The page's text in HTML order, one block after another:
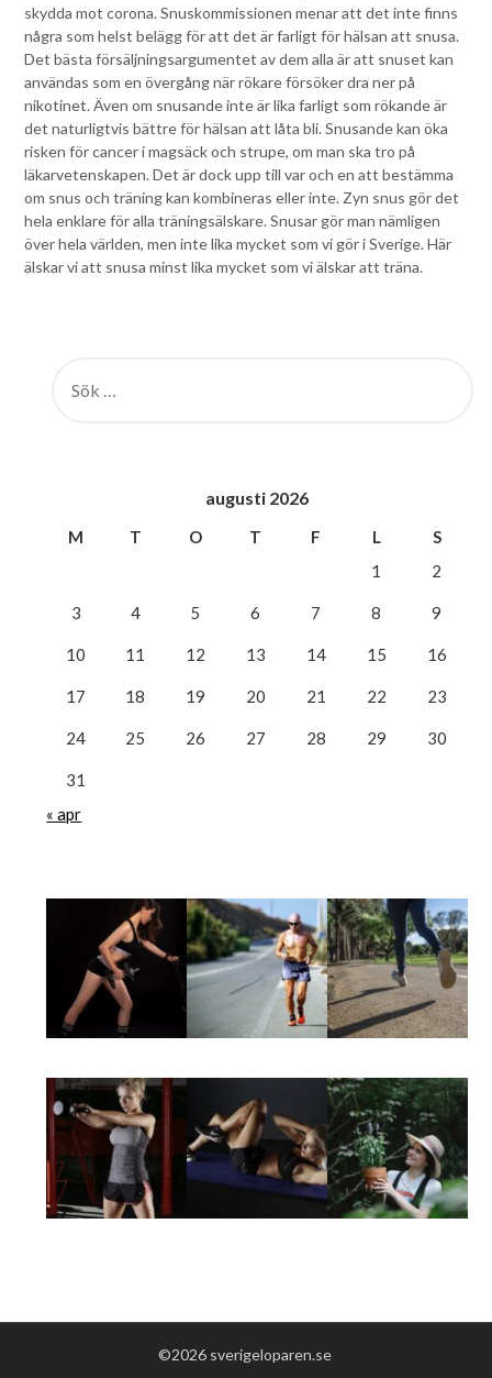
skydda mot corona. Snuskommissionen menar att det inte finns
några som helst belägg för att det är farligt för hälsan att snusa.
Det bästa försäljningsargumentet av dem alla är att snuset kan
användas som en övergång när rökare försöker dra ner på
nikotinet. Även om snusande inte är lika farligt som rökande är
det naturligtvis bättre för hälsan att låta bli. Snusande kan öka
risken för cancer i magsäck och strupe, om man ska tro på
läkarvetenskapen. Det är dock upp till var och en att bestämma
om snus och träning kan kombineras eller inte. Zyn snus gör det
hela enklare för alla träningsälskare. Snusar gör man nämligen
över hela världen, men inte lika mycket som vi gör i Sverige. Här
älskar vi att snusa minst lika mycket som vi älskar att träna.
EFTER:
augusti 2026
M T O T F L
S
1
2
3 4 5 6 7 8 9
10 11 12 13 14 15 16
17 18 19 20 21 22 23
24 25 26 27 28 29 30
31
« apr
©2026 sverigeloparen.se